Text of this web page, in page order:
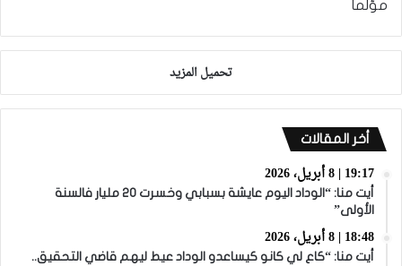
مؤلما
تحميل المزيد
أخر المقالات
19:17 | 8 أبريل، 2026
أيت منا: “الوداد اليوم عايشة بسبابي وخسرت 20 مليار فالسنة
الأولى”
18:48 | 8 أبريل، 2026
أيت منا: “كاع لي كانو كيساعدو الوداد عيط ليهم قاضي التحقيق..